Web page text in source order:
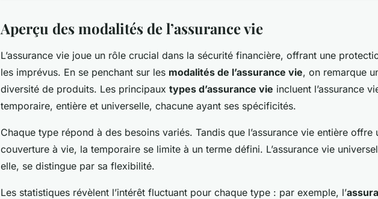
Aperçu des modalités de l’assurance vie
L’assurance vie joue un rôle crucial dans la sécurité financière, offrant une
les imprévus. En se penchant sur les modalités de l’assurance vie, on remarque
diversité de produits. Les principaux types d’assurance vie incluent l’assurance
temporaire, entière et universelle, chacune ayant ses spécificités.
Chaque type répond à des besoins variés. Tandis que l’assurance vie entière offre
couverture à vie, la temporaire se limite à un terme défini. L’assurance vie
elle, se distingue par sa flexibilité.
Les statistiques révèlent l’intérêt fluctuant pour chaque type : par exemple, l’